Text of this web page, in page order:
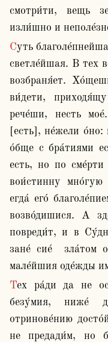
смотри́ти, вещь
изли́шно и
Суть благоле́пнейшая сооруже́ния, и мно́го сицевы́х
светле́йшая. В тех
возбраня́ет.
ви́дети,
рече́ши, несть
[есть], не́жели
о́бще с бра́тиями
есть, но по
вои́стинну мно́гую
егда́ его́
возво́дишися. А
повреди́т, и в
зане́ сие́  зла́том
мале́йшия оде́жды
Тех ра́ди да не осуди́м сицева́го ра́ди вели́каго
безу́мия, ниже́
отринове́нию
не предади́м, но